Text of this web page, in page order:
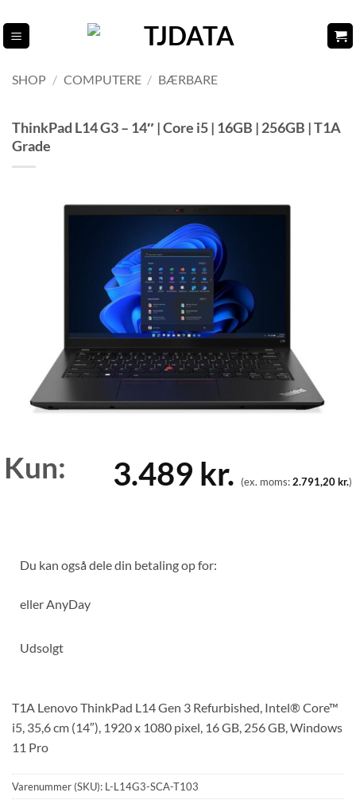
til
indhold
SHOP / COMPUTERE / BÆRBARE
ThinkPad L14 G3 – 14″ | Core i5 | 16GB | 256GB | T1A
Grade
Kun: 3.489 kr. (ex. moms:2.791,20kr.)
Du kan også dele din betaling op for:
eller AnyDay
Udsolgt
T1A Lenovo ThinkPad L14 Gen 3 Refurbished, Intel® Core™
i5, 35,6 cm (14″), 1920 x 1080 pixel, 16 GB, 256 GB, Windows
11 Pro
Varenummer (SKU): L-L14G3-SCA-T103